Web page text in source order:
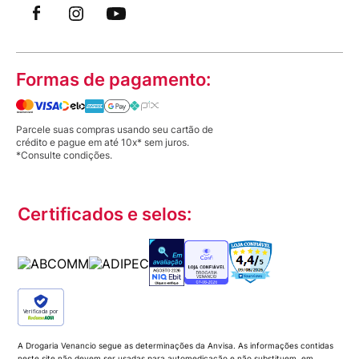
Formas de pagamento:
Parcele suas compras usando seu cartão de
crédito e pague em até 10x* sem juros.
*Consulte condições.
Certificados e selos:
Verificada por
A Drogaria Venancio segue as determinações da Anvisa. As informações contidas